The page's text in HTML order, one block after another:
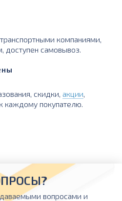
компаниями,
доступен самовывоз.
скидки, акции,
каждому покупателю.
вопросами и